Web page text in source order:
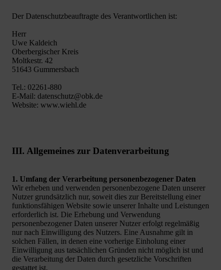
Der Datenschutzbeauftragte des Verantwortlichen ist:
Herr
Uwe Kaldeich
Oberbergischer Kreis
Moltkestr. 42
51643 Gummersbach
Tel.: 02261-880
E-Mail: datenschutz@obk.de
Website: www.wiehl.de
III. Allgemeines zur Datenverarbeitung
1. Umfang der Verarbeitung personenbezogener Daten
Wir erheben und verwenden personenbezogene Daten unserer
Nutzer grundsätzlich nur, soweit dies zur Bereitstellung einer
funktionsfähigen Website sowie unserer Inhalte und Leistungen
erforderlich ist. Die Erhebung und Verwendung
personenbezogener Daten unserer Nutzer erfolgt regelmäßig
nur nach Einwilligung des Nutzers. Eine Ausnahme gilt in
solchen Fällen, in denen eine vorherige Einholung einer
Einwilligung aus tatsächlichen Gründen nicht möglich ist und
die Verarbeitung der Daten durch gesetzliche Vorschriften
gestattet ist.